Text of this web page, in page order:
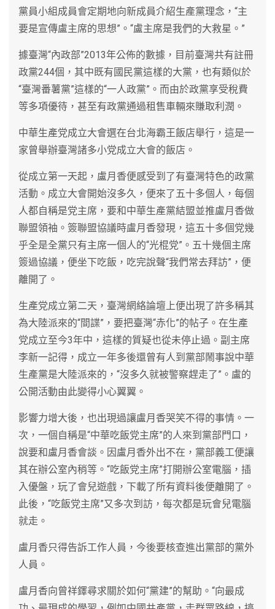
黨員小組成員會定期地向新成員介紹生產黨理念，“主
要是宣傳盧主席的思想”。“盧主席是我們的大救星。”
據臺灣“內政部”2013年公佈的數據，目前臺灣共有註冊
政黨244個，其中既有國民黨這樣的大黨，也有類似於
“臺灣番薯黨”這樣的“一人政黨”。而由於政黨享受稅費
等多項優待，甚至有政黨通過租售車輛來賺取利潤。
中華生產党成立大會選在台北海霸王飯店舉行，這是一
家曾舉辦臺灣諸多小党成立大會的飯店。
從成立第一天起，盧月香便感受到了有臺灣特色的政黨
活動。成立大會開始沒多久，便來了五十多個人，每個
人都自稱是党主席，要和中華生產黨結盟並推盧月香做
聯盟領袖。簽聯盟協議時盧月香發現，這五十多個党幾
乎全是全黨只有主席一個人的“光棍党”。五十幾個主席
簽過協議，便坐下吃飯，吃完說聲“我們常去拜訪”，便
離開了。
生產党成立第二天，臺灣網絡論壇上便出現了許多稱其
為大陸派來的“間諜”，要把臺灣“赤化”的帖子。在生產
党成立至今3年中，這樣的質疑也從未停止過。副主席
李新一記得，成立一年多後還曾有人到黨部鬧事說中華
生產黨是大陸派來的，“沒多久就被警察趕走了”。盧的
公開活動由此變得小心翼翼。
影響力增大後，也出現過讓盧月香哭笑不得的事情。一
次，一個自稱是“中華吃飯党主席”的人來到黨部門口，
說要和盧月香會談。因盧月香外出不在，黨部義工便讓
其在辦公室內稍等。“吃飯党主席”打開辦公室電腦，插
入優盤，玩了會兒遊戲，下載了所有資料後便離開了。
此後，“吃飯党主席”又多次到訪，每次都是玩會兒電腦
就走。
盧月香只得告訴工作人員，今後要核查進出黨部的黨外
人員。
盧月香向曾祥鐸尋求關於如何“黨建”的幫助。“向最成